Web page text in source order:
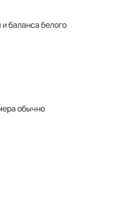
баланса белого
обычно